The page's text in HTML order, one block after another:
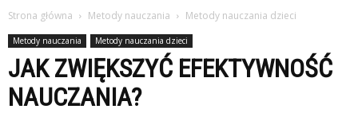
Strona główna Metody nauczania Metody nauczania dzieci
Metody nauczania Metody nauczania dzieci
JAK ZWIĘKSZYĆ EFEKTYWNOŚĆ
NAUCZANIA?